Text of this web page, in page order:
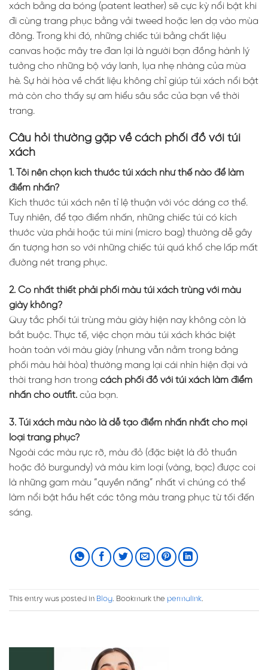
xách bằng da bóng (patent leather) sẽ cực kỳ nổi bật khi
đi cùng trang phục bằng vải tweed hoặc len dạ vào mùa
đông. Trong khi đó, những chiếc túi bằng chất liệu
canvas hoặc mây tre đan lại là người bạn đồng hành lý
tưởng cho những bộ váy lanh, lụa nhẹ nhàng của mùa
hè. Sự hài hòa về chất liệu không chỉ giúp túi xách nổi bật
mà còn cho thấy sự am hiểu sâu sắc của bạn về thời
trang.
Câu hỏi thường gặp về cách phối đồ với túi
xách
1. Tôi nên chọn kích thước túi xách như thế nào để làm
điểm nhấn?
Kích thước túi xách nên tỉ lệ thuận với vóc dáng cơ thể.
Tuy nhiên, để tạo điểm nhấn, những chiếc túi có kích
thước vừa phải hoặc túi mini (micro bag) thường dễ gây
ấn tượng hơn so với những chiếc túi quá khổ che lấp mất
đường nét trang phục.
2. Có nhất thiết phải phối màu túi xách trùng với màu
giày không?
Quy tắc phối túi trùng màu giày hiện nay không còn là
bắt buộc. Thực tế, việc chọn màu túi xách khác biệt
hoàn toàn với màu giày (nhưng vẫn nằm trong bảng
phối màu hài hòa) thường mang lại cái nhìn hiện đại và
thời trang hơn trong cách phối đồ với túi xách làm điểm
nhấn cho outfit. của bạn.
3. Túi xách màu nào là dễ tạo điểm nhấn nhất cho mọi
loại trang phục?
Ngoài các màu rực rỡ, màu đỏ (đặc biệt là đỏ thuần
hoặc đỏ burgundy) và màu kim loại (vàng, bạc) được coi
là những gam màu “quyền năng” nhất vì chúng có thể
làm nổi bật hầu hết các tông màu trang phục từ tối đến
sáng.
This entry was posted in Blog. Bookmark the permalink.